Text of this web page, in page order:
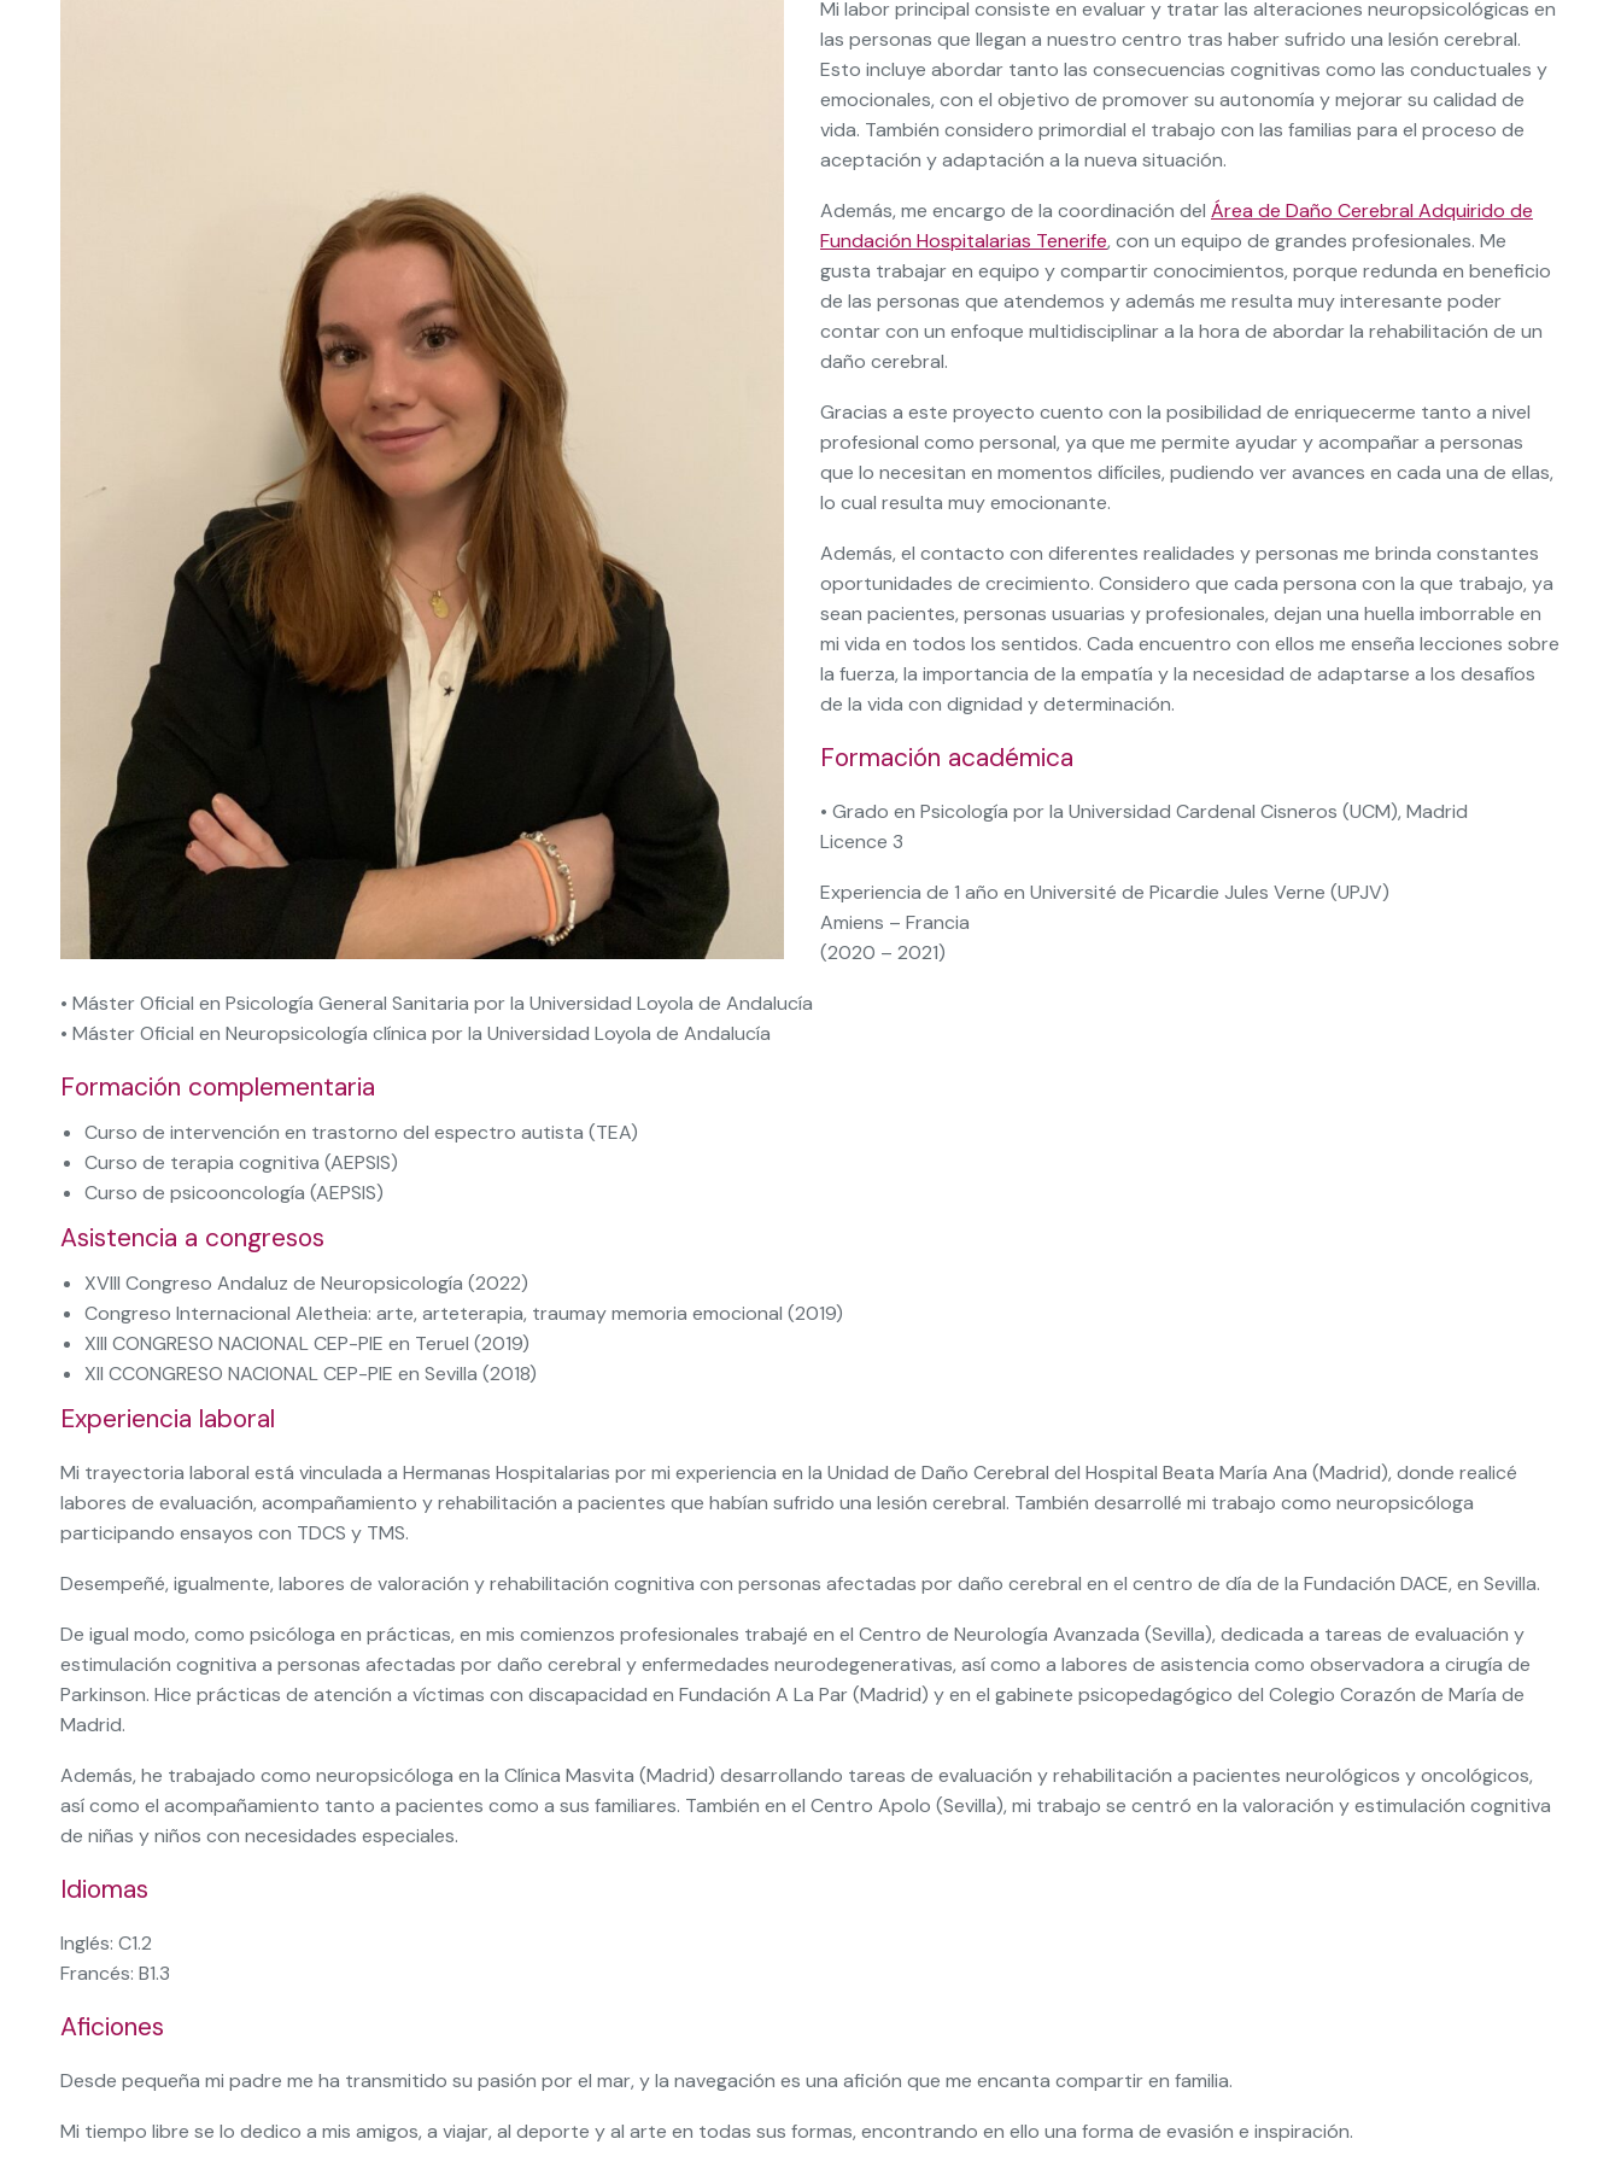
Mi labor principal consiste en evaluar y tratar las alteraciones neuropsicológicas en
las personas que llegan a nuestro centro tras haber sufrido una lesión cerebral.
Esto incluye abordar tanto las consecuencias cognitivas como las conductuales y
emocionales, con el objetivo de promover su autonomía y mejorar su calidad de
vida. También considero primordial el trabajo con las familias para el proceso de
aceptación y adaptación a la nueva situación.
Además, me encargo de la coordinación del Área de Daño Cerebral Adquirido de
Fundación Hospitalarias Tenerife, con un equipo de grandes profesionales. Me
gusta trabajar en equipo y compartir conocimientos, porque redunda en beneficio
de las personas que atendemos y además me resulta muy interesante poder
contar con un enfoque multidisciplinar a la hora de abordar la rehabilitación de un
daño cerebral.
Gracias a este proyecto cuento con la posibilidad de enriquecerme tanto a nivel
profesional como personal, ya que me permite ayudar y acompañar a personas
que lo necesitan en momentos difíciles, pudiendo ver avances en cada una de ellas,
lo cual resulta muy emocionante.
Además, el contacto con diferentes realidades y personas me brinda constantes
oportunidades de crecimiento. Considero que cada persona con la que trabajo, ya
sean pacientes, personas usuarias y profesionales, dejan una huella imborrable en
mi vida en todos los sentidos. Cada encuentro con ellos me enseña lecciones sobre
la fuerza, la importancia de la empatía y la necesidad de adaptarse a los desafíos
de la vida con dignidad y determinación.
Formación académica
• Grado en Psicología por la Universidad Cardenal Cisneros (UCM), Madrid
Licence 3
Experiencia de 1 año en Université de Picardie Jules Verne (UPJV)
Amiens – Francia
(2020 – 2021)
• Máster Oficial en Psicología General Sanitaria por la Universidad Loyola de Andalucía
• Máster Oficial en Neuropsicología clínica por la Universidad Loyola de Andalucía
Formación complementaria
Curso de intervención en trastorno del espectro autista (TEA)
Curso de terapia cognitiva (AEPSIS)
Curso de psicooncología (AEPSIS)
Asistencia a congresos
XVIII Congreso Andaluz de Neuropsicología (2022)
Congreso Internacional Aletheia: arte, arteterapia, traumay memoria emocional (2019)
XIII CONGRESO NACIONAL CEP-PIE en Teruel (2019)
XII CCONGRESO NACIONAL CEP-PIE en Sevilla (2018)
Experiencia laboral
Mi trayectoria laboral está vinculada a Hermanas Hospitalarias por mi experiencia en la Unidad de Daño Cerebral del Hospital Beata María Ana (Madrid), donde realicé
labores de evaluación, acompañamiento y rehabilitación a pacientes que habían sufrido una lesión cerebral. También desarrollé mi trabajo como neuropsicóloga
participando ensayos con TDCS y TMS.
Desempeñé, igualmente, labores de valoración y rehabilitación cognitiva con personas afectadas por daño cerebral en el centro de día de la Fundación DACE, en Sevilla.
De igual modo, como psicóloga en prácticas, en mis comienzos profesionales trabajé en el Centro de Neurología Avanzada (Sevilla), dedicada a tareas de evaluación y
estimulación cognitiva a personas afectadas por daño cerebral y enfermedades neurodegenerativas, así como a labores de asistencia como observadora a cirugía de
Parkinson. Hice prácticas de atención a víctimas con discapacidad en Fundación A La Par (Madrid) y en el gabinete psicopedagógico del Colegio Corazón de María de
Madrid.
Además, he trabajado como neuropsicóloga en la Clínica Masvita (Madrid) desarrollando tareas de evaluación y rehabilitación a pacientes neurológicos y oncológicos,
así como el acompañamiento tanto a pacientes como a sus familiares. También en el Centro Apolo (Sevilla), mi trabajo se centró en la valoración y estimulación cognitiva
de niñas y niños con necesidades especiales.
Idiomas
Inglés: C1.2
Francés: B1.3
Aficiones
Desde pequeña mi padre me ha transmitido su pasión por el mar, y la navegación es una afición que me encanta compartir en familia.
Mi tiempo libre se lo dedico a mis amigos, a viajar, al deporte y al arte en todas sus formas, encontrando en ello una forma de evasión e inspiración.